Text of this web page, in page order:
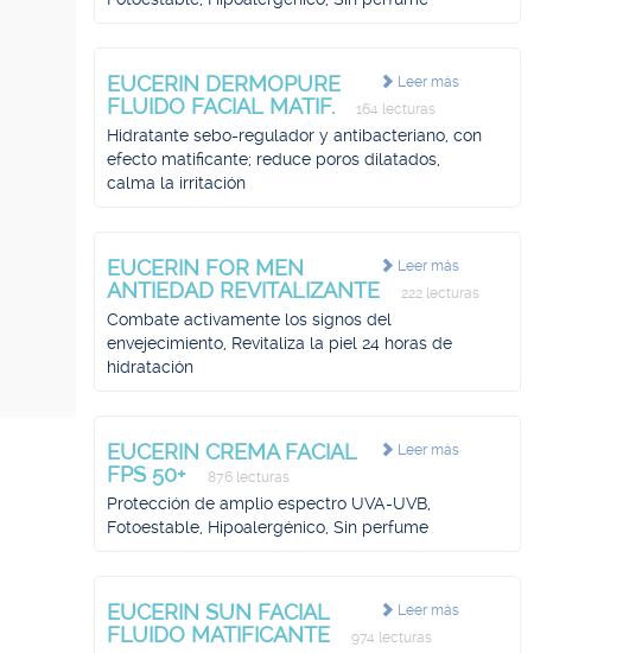
Leer más
EUCERIN DERMOPURE
FLUIDO FACIAL MATIF.
164 lecturas
Hidratante sebo-regulador y antibacteriano, con
efecto matificante; reduce poros dilatados,
calma la irritación
Leer más
EUCERIN FOR MEN
ANTIEDAD REVITALIZANTE
222 lecturas
Combate activamente los signos del
envejecimiento, Revitaliza la piel 24 horas de
hidratación
Leer más
EUCERIN CREMA FACIAL
FPS 50+
876 lecturas
Protección de amplio espectro UVA-UVB,
Fotoestable, Hipoalergénico, Sin perfume
Leer más
EUCERIN SUN FACIAL
FLUIDO MATIFICANTE
974 lecturas